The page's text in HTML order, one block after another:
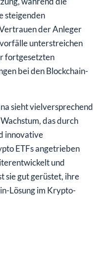
steigenden
der Anleger
unterstreichen
fortgesetzten
bei den Blockchain-
sieht vielversprechend
das durch
innovative
ETFs angetrieben
und
sie gut gerüstet, ihre
Lösung im Krypto-